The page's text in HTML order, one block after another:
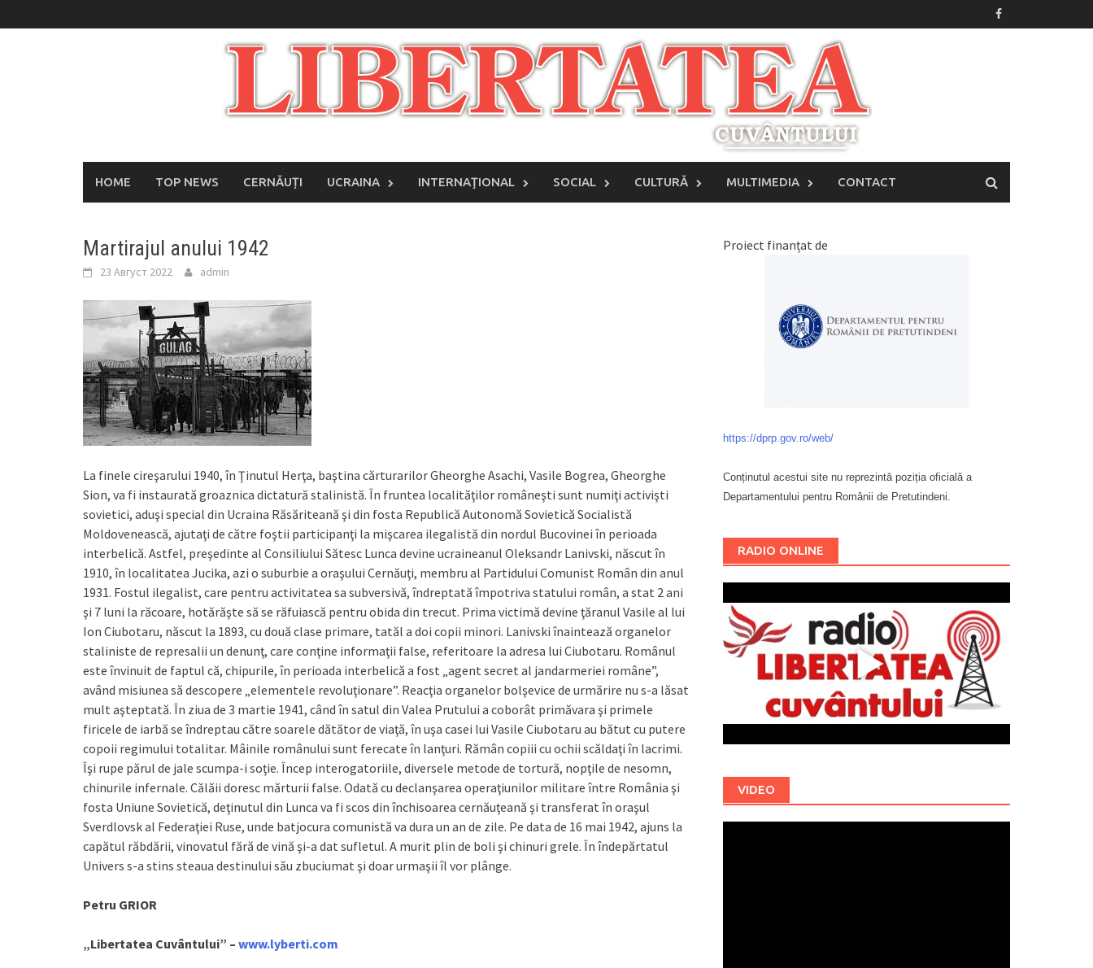
to
HOME TOP NEWS CERNĂUȚI UCRAINA INTERNAŢIONAL SOCIAL CULTURĂ MULTIMEDIA CONTACT
Martirajul anului 1942
23 Август 2022 admin
La finele cireşarului 1940, în Ţinutul Herţa, baştina cărturarilor Gheorghe Asachi, Vasile Bogrea, Gheorghe
Sion, va fi instaurată groaznica dictatură stalinistă. În fruntea localităţilor româneşti sunt numiţi activişti
sovietici, aduşi special din Ucraina Răsăriteană şi din fosta Republică Autonomă Sovietică Socialistă
Moldovenească, ajutaţi de către foştii participanţi la mişcarea ilegalistă din nordul Bucovinei în perioada
interbelică. Astfel, preşedinte al Consiliului Sătesc Lunca devine ucraineanul Oleksandr Lanivski, născut în
1910, în localitatea Jucika, azi o suburbie a oraşului Cernăuţi, membru al Partidului Comunist Român din anul
1931. Fostul ilegalist, care pentru activitatea sa subversivă, îndreptată împotriva statului român, a stat 2 ani
şi 7 luni la răcoare, hotărăşte să se răfuiască pentru obida din trecut. Prima victimă devine ţăranul Vasile al lui
Ion Ciubotaru, născut la 1893, cu două clase primare, tatăl a doi copii minori. Lanivski înaintează organelor
staliniste de represalii un denunţ, care conţine informaţii false, referitoare la adresa lui Ciubotaru. Românul
este învinuit de faptul că, chipurile, în perioada interbelică a fost „agent secret al jandarmeriei române”,
având misiunea să descopere „elementele revoluţionare”. Reacţia organelor bolşevice de urmărire nu s-a lăsat
mult aşteptată. În ziua de 3 martie 1941, când în satul din Valea Prutului a coborât primăvara şi primele
firicele de iarbă se îndreptau către soarele dătător de viaţă, în uşa casei lui Vasile Ciubotaru au bătut cu putere
copoii regimului totalitar. Mâinile românului sunt ferecate în lanţuri. Rămân copiii cu ochii scăldaţi în lacrimi.
Îşi rupe părul de jale scumpa-i soţie. Încep interogatoriile, diversele metode de tortură, nopţile de nesomn,
chinurile infernale. Călăii doresc mărturii false. Odată cu declanşarea operaţiunilor militare între România şi
fosta Uniune Sovietică, deţinutul din Lunca va fi scos din închisoarea cernăuţeană şi transferat în oraşul
Sverdlovsk al Federaţiei Ruse, unde batjocura comunistă va dura un an de zile. Pe data de 16 mai 1942, ajuns la
capătul răbdării, vinovatul fără de vină şi-a dat sufletul. A murit plin de boli şi chinuri grele. În îndepărtatul
Univers s-a stins steaua destinului său zbuciumat şi doar urmaşii îl vor plânge.
Petru GRIOR
„Libertatea Cuvântului” – www.lyberti.com
Proiect finanțat de
https://dprp.gov.ro/web/
Conținutul acestui site nu reprezintă poziția oficială a
Departamentului pentru Românii de Pretutindeni.
RADIO ONLINE
VIDEO